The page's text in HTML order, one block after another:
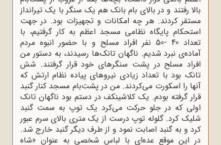
بالا رفتند و در بالاى بام بانک هم یک سنگر با یک تیرانداز
مستقر کردند. هر چه امکانات و تجهیزات بود. در جهت
استحکام پایگاه نظامى مسجد اعظم به کار گرفتیم، با
تعداد 40 -50 نفر افراد مسلح و با حضور انبوه مردم
آماده‌ى نبرد شدیم. ناگهان تانک‌ها رسیدند، به دستور من
افراد مسلح در پشت سنگرهاى خود قرار گرفتند. شش
تانک بود با تعداد زیادى نیروهاى پیاده نظام ارتش که
آنها را اسکورت مى‌کردند. من در پشت‌بام مسجد کنار گنبد
قرار گرفته بودم. یک کلاشینکف در دستم بود ناگهان تانک
اولى که در جلو حرکت مى‌کرد یک توپ به سمت گنبد
شلیک کرد. گلوله‌ توپ درست از یک مترى بالاى سرم عبور
کرد و به گنبد اصابت نمود و از طرف دیگر گنبد خارج شد.
در این موقع عده‌اى با لباس شخصى به عنوان «شاه